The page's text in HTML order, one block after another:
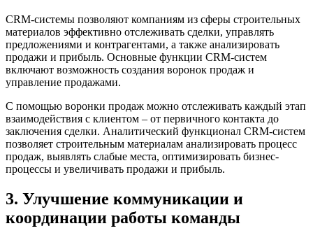
CRM-системы позволяют компаниям из сферы строительных
материалов эффективно отслеживать сделки, управлять
предложениями и контрагентами, а также анализировать
продажи и прибыль. Основные функции CRM-систем
включают возможность создания воронок продаж и
управление продажами.
С помощью воронки продаж можно отслеживать каждый этап
взаимодействия с клиентом – от первичного контакта до
заключения сделки. Аналитический функционал CRM-систем
позволяет строительным материалам анализировать процесс
продаж, выявлять слабые места, оптимизировать бизнес-
процессы и увеличивать продажи и прибыль.
3. Улучшение коммуникации и
координации работы команды